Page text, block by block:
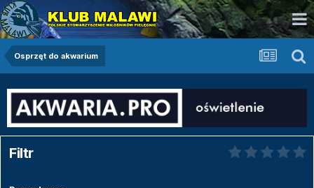
Osprzęt do akwarium
Filtr